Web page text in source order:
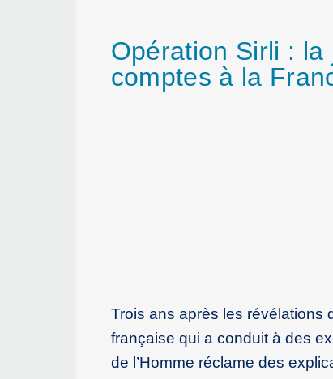
Opération Sirli :
comptes à la
Trois ans après les révélations
française qui a conduit à des
de l’Homme réclame des